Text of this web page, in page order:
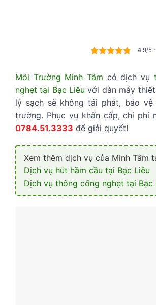
4.9/5
Môi Trường Minh Tâm có dịch vụ
nghẹt tại Bạc Liêu với dàn máy
lý sạch sẽ không tái phát, bảo
trường. Phục vụ khẩn cấp, chi phí
0784.51.3333 để giải quyết!
Xem thêm dịch vụ của Minh Tâm
Dịch vụ hút hầm cầu tại Bạc Liêu
Dịch vụ thông cống nghẹt tại Bạc